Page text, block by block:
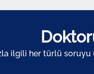
ilgili her türlü